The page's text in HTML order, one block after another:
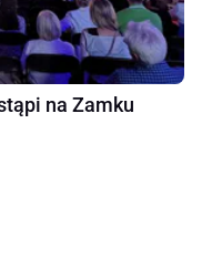
na Zamku